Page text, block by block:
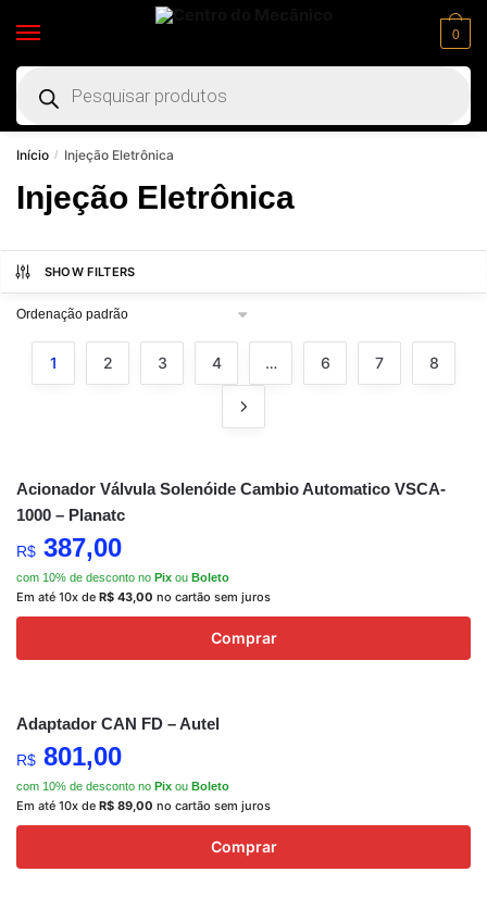
0
Início / Injeção Eletrônica
Injeção Eletrônica
SHOW FILTERS
1 2 3 4 … 6 7 8
Acionador Válvula Solenóide Cambio Automatico VSCA-
1000 – Planatc
R$ 387,00
com 10% de desconto no Pix ou Boleto
Em até 10x de R$ 43,00 no cartão sem juros
Comprar
Adaptador CAN FD – Autel
R$ 801,00
com 10% de desconto no Pix ou Boleto
Em até 10x de R$ 89,00 no cartão sem juros
Comprar